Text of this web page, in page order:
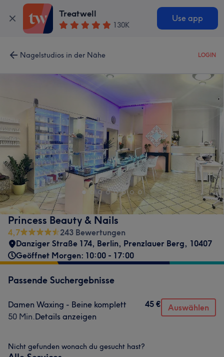
Treatwell
130K
Use app
Nagelstudios in der Nähe LOGIN
Princess Beauty & Nails
4,7
243 Bewertungen
Danziger Straße 174, Berlin, Prenzlauer Berg, 10407
Geöffnet Morgen: 10:00 - 17:00
Passende Suchergebnisse
Damen Waxing - Beine komplett
50 Min.Details anzeigen
45 € Auswählen
Nicht gefunden wonach du gesucht hast?